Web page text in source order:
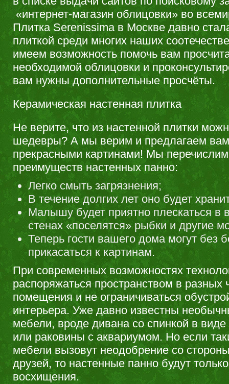
«интернет-магазин облицовки» во
Плитка Serenissima в Москве давно
плиткой среди многих наших
имеем возможность помочь вам
необходимой облицовки и
вам нужны дополнительные просчёты.
Керамическая настенная плитка
Не верите, что из настенной плитки
шедевры? А мы верим и предлагаем
прекрасными картинами! Мы
преимуществ настенных панно:
Легко смыть загрязнения;
В течение долгих лет оно будет
Малышу будет приятно плескаться в
стенах «поселятся» рыбки и другие
Теперь гости вашего дома могут без
прикасаться к картинам.
При современных возможностях
распоряжаться пространством в разных
помещения и не ограничиваться
интерьера. Уже давно известны
мебели, вроде дивана со спинкой в
или раковины с аквариумом. Но если
мебели вызовут неодобрение со
друзей, то настенные панно будут
восхищения.